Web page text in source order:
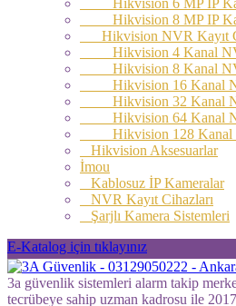
Hikvision 8 MP IP
Hikvision NVR Kayıt
Hikvision 4 Kanal
Hikvision 8 Kanal
Hikvision 16 Kanal
Hikvision 32 Kanal
Hikvision 64 Kanal
Hikvision 128 Kanal
Hikvision Aksesuarlar
İmou
Kablosuz İP Kameralar
NVR Kayıt Cihazları
Şarjlı Kamera Sistemleri
E-Katalog için tıklayınız
3a güvenlik sistemleri alarm takip
tecrübeye sahip uzman kadrosu ile